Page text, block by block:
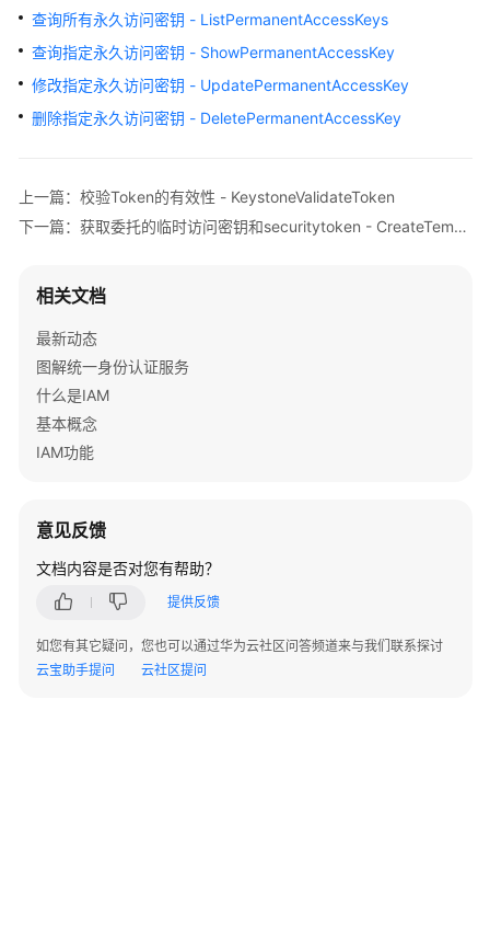
介
快
速
用
户
南
最
佳
践
API
用
前
读
查询所有永久访问密钥 - ListPermanentAccessKeys
查询指定永久访问密钥 - ShowPermanentAccessKey
修改指定永久访问密钥 - UpdatePermanentAccessKey
删除指定永久访问密钥 - DeletePermanentAccessKey
上一篇：校验Token的有效性 - KeystoneValidateToken
下一篇：获取委托的临时访问密钥和securitytoken - CreateTemporaryAccessKeyByAgency
相关文档
最新动态
图解统一身份认证服务
什么是IAM
基本概念
IAM功能
意见反馈
文档内容是否对您有帮助？
提供反馈
如您有其它疑问，您也可以通过华为云社区问答频道来与我们联系探讨
云宝助手提问
云社区提问